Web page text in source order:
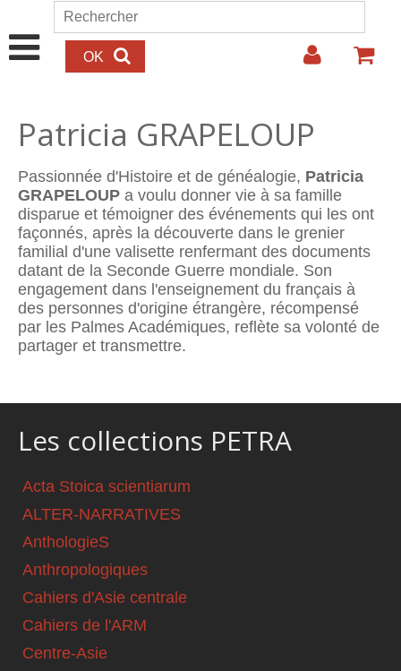
Aller au contenu principal
Formulaire de recherche
Rechercher
Patricia GRAPELOUP
Passionnée d'Histoire et de généalogie, Patricia
GRAPELOUP a voulu donner vie à sa famille
disparue et témoigner des événements qui les ont
façonnés, après la découverte dans le grenier
familial d'une valisette renfermant des documents
datant de la Seconde Guerre mondiale. Son
engagement dans l'enseignement du français à
des personnes d'origine étrangère, récompensé
par les Palmes Académiques, reflète sa volonté de
partager et transmettre.
Les collections PETRA
Acta Stoica scientiarum
ALTER-NARRATIVES
AnthologieS
Anthropologiques
Cahiers d'Asie centrale
Cahiers de l'ARM
Centre-Asie